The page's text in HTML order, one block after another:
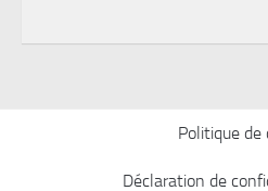
Politique de
Déclaration de